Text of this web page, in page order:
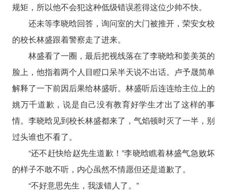
规矩，所以他不会犯这种低级错误惹得这位少帅不快。
还未等李晓晗回答，询问室的大门被推开，荣安女校
的校长林盛跟着警察走了进来。
林盛看了一圈，最后把视线落在了李晓晗和姜美英的
脸上，他指着两个人目瞪口呆半天说不出话。卢予晟简单
解释了一下前因后果给林盛听。林盛听后连连给主位上的
姚万千道歉，说是自己没有教育好学生才出了这样的事
情。李晓晗见到校长林盛都来了，气焰顿时灭了一半，别
过头谁也不看了。
“还不赶快给赵先生道歉！”李晓晗瞧着林盛气急败坏
的样子不敢不听，内心虽然不情愿但还是道歉了。
“不好意思先生，我泼错人了。”